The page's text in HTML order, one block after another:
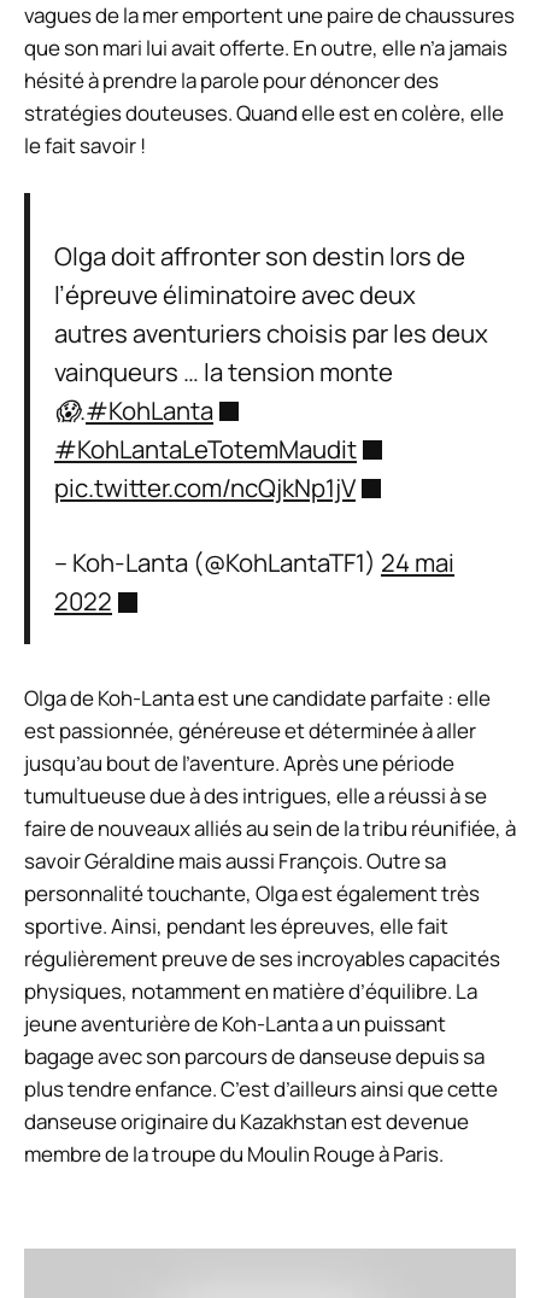
vagues de la mer emportent une paire de chaussures
que son mari lui avait offerte. En outre, elle n’a jamais
hésité à prendre la parole pour dénoncer des
stratégies douteuses. Quand elle est en colère, elle
le fait savoir !
Olga doit affronter son destin lors de
l’épreuve éliminatoire avec deux
autres aventuriers choisis par les deux
vainqueurs … la tension monte
😱.#KohLanta
#KohLantaLeTotemMaudit
pic.twitter.com/ncQjkNp1jV
– Koh-Lanta (@KohLantaTF1) 24 mai
2022
Olga deKoh-Lantaest une candidate parfaite : elle
est passionnée, généreuse et déterminée à aller
jusqu’au bout de l’aventure. Après une période
tumultueuse due à des intrigues, elle a réussi à se
faire de nouveaux alliés au sein de la tribu réunifiée, à
savoir Géraldine mais aussi François. Outre sa
personnalité touchante, Olga est également très
sportive. Ainsi, pendant les épreuves, elle fait
régulièrement preuve de ses incroyables capacités
physiques, notamment en matière d’équilibre. La
jeune aventurière deKoh-Lantaa un puissant
bagage avec son parcours de danseuse depuis sa
plus tendre enfance. C’est d’ailleurs ainsi que cette
danseuse originaire du Kazakhstan est devenue
membre de la troupe du Moulin Rouge à Paris.